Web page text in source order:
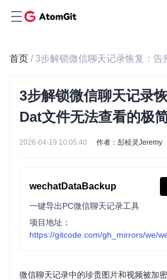
首页
3步解锁微信聊天记录
Dat文件无法查看的极
2026-04-19 10:05:40 作者：彭桢灵Jeremy
wechatDataBackup
一键导出PC微信聊天记录工具
项目地址：
https://gitcode.com/gh_mirrors/we/
微信聊天记录中的珍贵图片和视频被加